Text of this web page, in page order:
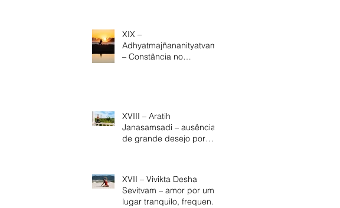
XIX –
Adhyatmajñananityatvam
– Constância no
XVIII – Aratih
Janasamsadi – ausência
de grande desejo por
XVII – Vivikta Desha
Sevitvam – amor por um
lugar tranquilo, frequentar